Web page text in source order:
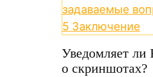
задаваемые
5 Заключение
Уведомляет ли
о скриншотах?